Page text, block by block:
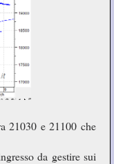
21030 e 21100 che
da gestire sui